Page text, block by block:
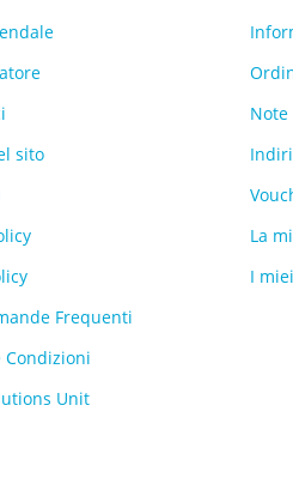
sito
Frequenti
Unit
La
I